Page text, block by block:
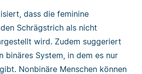
dass die feminine
Schrägstrich als nicht
wird. Zudem suggeriert
binäres System, in dem es nur
Nonbinäre Menschen können